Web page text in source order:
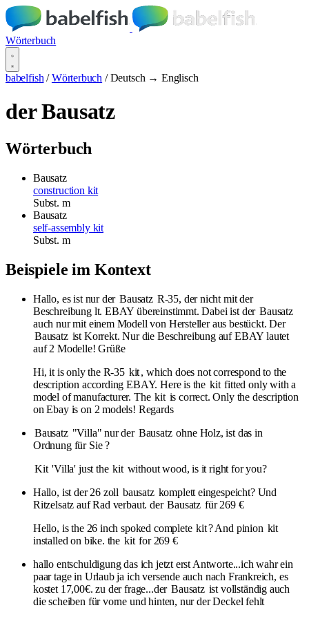
Wörterbuch
babelfish / Wörterbuch / Deutsch → Englisch
der Bausatz
Wörterbuch
Bausatz
construction kit
Subst. m
Bausatz
self-assembly kit
Subst. m
Beispiele im Kontext
Hallo, es ist nur der Bausatz R-35, der nicht mit der
Beschreibung lt. EBAY übereinstimmt. Dabei ist der Bausatz
auch nur mit einem Modell von Hersteller aus bestückt. Der
Bausatz ist Korrekt. Nur die Beschreibung auf EBAY lautet
auf 2 Modelle! Grüße
Hi, it is only the R-35 kit, which does not correspond to the
description according EBAY. Here is the kit fitted only with a
model of manufacturer. The kit is correct. Only the description
on Ebay is on 2 models! Regards
Bausatz "Villa" nur der Bausatz ohne Holz, ist das in
Ordnung für Sie ?
Kit 'Villa' just the kit without wood, is it right for you?
Hallo, ist der 26 zoll bausatz komplett eingespeicht? Und
Ritzelsatz auf Rad verbaut. der Bausatz für 269 €
Hello, is the 26 inch spoked complete kit? And pinion kit
installed on bike. the kit for 269 €
hallo entschuldigung das ich jetzt erst Antworte...ich wahr ein
paar tage in Urlaub ja ich versende auch nach Frankreich, es
kostet 17,00€. zu der frage...der Bausatz ist vollständig auch
die scheiben für vorne und hinten, nur der Deckel fehlt